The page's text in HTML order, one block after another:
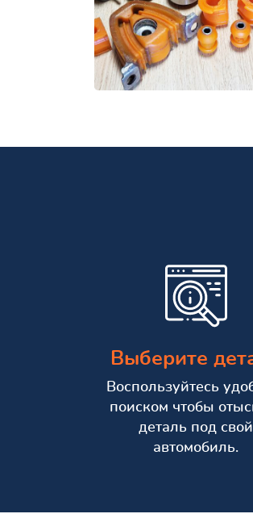
Выберите
Воспользуйтесь
поиском чтобы
деталь под свой
автомобиль.